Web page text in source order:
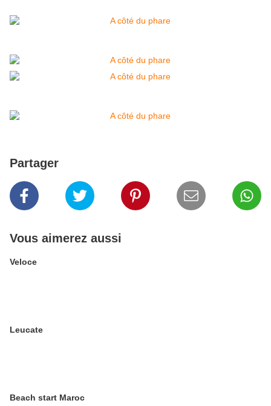
Partager
Vous aimerez aussi
Veloce
Leucate
Beach start Maroc